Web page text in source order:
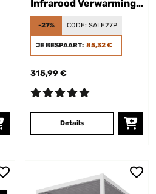
Infrarood Verwarming
Wand Zwart
-27% CODE: SALE27P
JE BESPAART: 85,32 €
315,99 €
Details